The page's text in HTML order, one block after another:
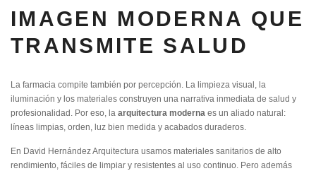
IMAGEN MODERNA QUE
TRANSMITE SALUD
La farmacia compite también por percepción. La limpieza visual, la
iluminación y los materiales construyen una narrativa inmediata de salud y
profesionalidad. Por eso, la arquitectura moderna es un aliado natural:
líneas limpias, orden, luz bien medida y acabados duraderos.
En David Hernández Arquitectura usamos materiales sanitarios de alto
rendimiento, fáciles de limpiar y resistentes al uso continuo. Pero además